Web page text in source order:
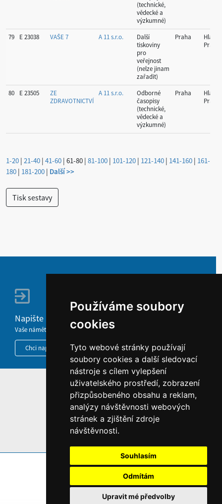
Používáme soubory
cookies
Tyto webové stránky používají
soubory cookies a další sledovací
nástroje s cílem vylepšení
uživatelského prostředí, zobrazení
přizpůsobeného obsahu a reklam,
analýzy návštěvnosti webových
stránek a zjištění zdroje
návštěvnosti.
Souhlasím
Odmítám
Upravit mé předvolby
(technické,
vědecké a
výzkumné)
79 E 23038 VAŠE 7 A 11 s.r.o.
Další
tiskoviny
pro
veřejnost
(nelze jinam
zařadit)
Praha
Praha
80 E 23505
ZE
ZDRAVOTNICTVÍ
A 11 s.r.o.
Odborné
časopisy
(technické,
vědecké a
výzkumné)
Praha
Praha
1-20 | 21-40 | 41-60 | 61-80 | 81-100 | 101-120 | 121-140 | 141-160 | 161-
180 | 181-200 | Další >>
Napište nám
Vaše náměty, komentáře, připomínky a dotazy nezůstanou bez odezvy.
Chci napsat MKČR
HOME
INFORMACE O WEBU